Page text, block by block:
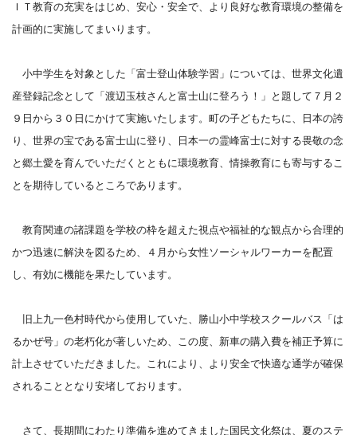
ＩＴ教育の充実をはじめ、安心・安全で、より良好な教育環境の整備を
計画的に実施してまいります。
小中学生を対象とした「富士登山体験学習」については、世界文化遺
産登録記念として「渡辺玉枝さんと富士山に登ろう！」と題して７月２
９日から３０日にかけて実施いたします。町の子どもたちに、日本の誇
り、世界の宝である富士山に登り、日本一の霊峰富士に対する畏敬の念
と郷土愛を育んでいただくとともに環境教育、情操教育にも寄与するこ
とを期待しているところであります。
教育関連の諸課題を学校の枠を超えた視点や福祉的な観点から合理的
かつ迅速に解決を図るため、４月から女性ソーシャルワーカーを配置
し、有効に機能を果たしています。
旧上九一色村時代から使用していた、勝山小中学校スクールバス「は
るかぜ号」の老朽化が著しいため、この度、新車の購入費を補正予算に
計上させていただきました。これにより、より安全で快適な通学が確保
されることとなり安堵しております。
さて、長期間にわたり準備を進めてきました国民文化祭は、夏のステ